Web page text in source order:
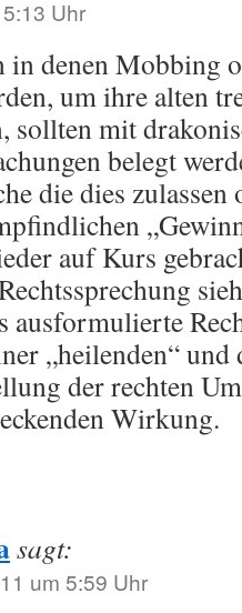
Uhr
in denen Mobbing
um ihre alten
sollten mit
belegt
die dies zulassen
auf Kurs
ausformulierte
„heilenden“ und
der rechten
Wirkung.
sagt:
um 5:59 Uhr